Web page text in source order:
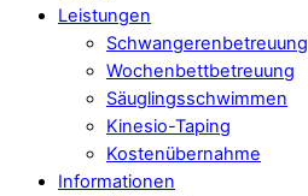
Leistungen
Schwangerenbetreuung
Wochenbettbetreuung
Säuglingsschwimmen
Kinesio-Taping
Kostenübernahme
Informationen